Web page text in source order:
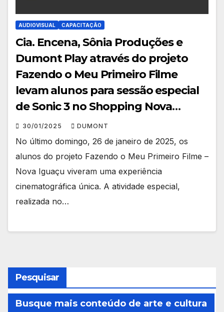
AUDIOVISUAL CAPACITAÇÃO
Cia. Encena, Sônia Produções e
Dumont Play através do projeto
Fazendo o Meu Primeiro Filme
levam alunos para sessão especial
de Sonic 3 no Shopping Nova
Iguaçu
30/01/2025 DUMONT
No último domingo, 26 de janeiro de 2025, os
alunos do projeto Fazendo o Meu Primeiro Filme –
Nova Iguaçu viveram uma experiência
cinematográfica única. A atividade especial,
realizada no…
Pesquisar
Busque mais conteúdo de arte e cultura